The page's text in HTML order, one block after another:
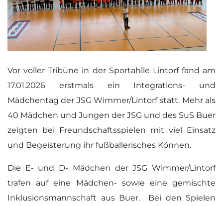
Vor voller Tribüne in der Sportahlle Lintorf fand am
17.01.2026 erstmals ein Integrations- und
Mädchentag der JSG Wimmer/Lintorf statt. Mehr als
40 Mädchen und Jungen der JSG und des SuS Buer
zeigten bei Freundschaftsspielen mit viel Einsatz
und Begeisterung ihr fußballerisches Können.
Die E- und D- Mädchen der JSG Wimmer/Lintorf
trafen auf eine Mädchen- sowie eine gemischte
Inklusionsmannschaft aus Buer. Bei den Spielen